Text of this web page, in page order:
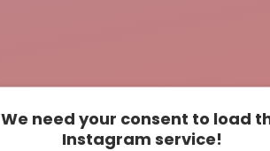
We need your consent to load
Instagram service!